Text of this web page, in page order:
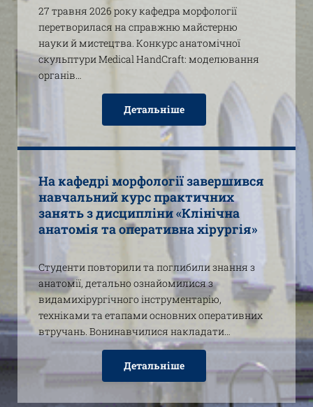
27 травня 2026 року кафедра морфології
перетворилася на справжню майстерню
науки й мистецтва. Конкурс анатомічної
скульптури Medical HandCraft: моделювання
органів…
Детальніше
На кафедрі морфології завершився
навчальний курс практичних
занять з дисципліни «Клінічна
анатомія та оперативна хірургія»
Студенти повторили та поглибили знання з
анатомії, детально ознайомилися з
видамихірургічного інструментарію,
техніками та етапами основних оперативних
втручань. Вонинавчилися накладати…
Детальніше